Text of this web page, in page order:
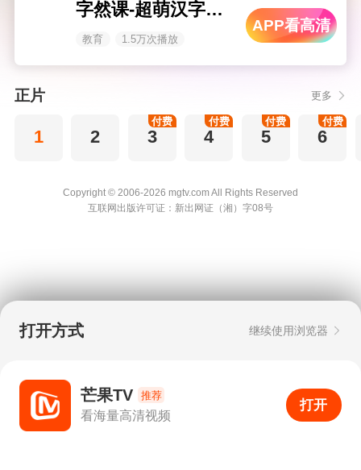
字然课-超萌汉字启蒙动画
教育 1.5万次播放
APP看高清
正片 更多
1 2 3
付费
4
付费
5
付费
6
付费
Copyright © 2006-2026 mgtv.com All Rights Reserved
互联网出版许可证：新出网证（湘）字08号
0
打开APP
打开方式 继续使用浏览器
芒果TV 推荐
看海量高清视频
打开